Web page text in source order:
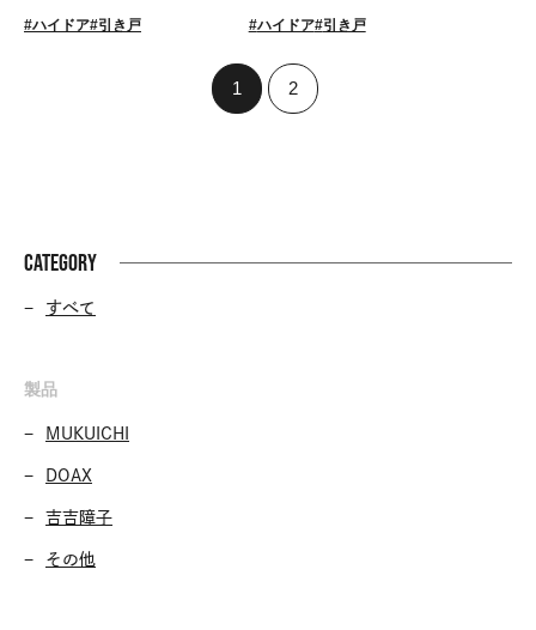
ハイドア 引き戸 ハイドア 引き戸
1 2
CATEGORY
すべて
製品
MUKUICHI
DOAX
吉吉障子
その他